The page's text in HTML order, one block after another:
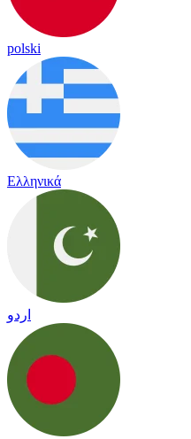
polski
Ελληνικά
اردو